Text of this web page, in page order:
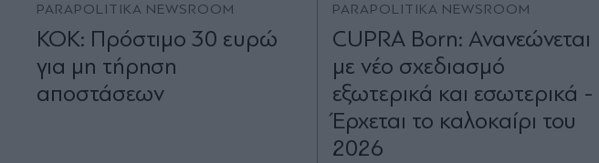
PARAPOLITIKA NEWSROOM
ΚΟΚ: Πρόστιμο 30 ευρώ
για μη τήρηση
αποστάσεων
PARAPOLITIKA NEWSROOM
CUPRA Born: Ανανεώνεται
με νέο σχεδιασμό
εξωτερικά και εσωτερικά -
Έρχεται το καλοκαίρι του
2026